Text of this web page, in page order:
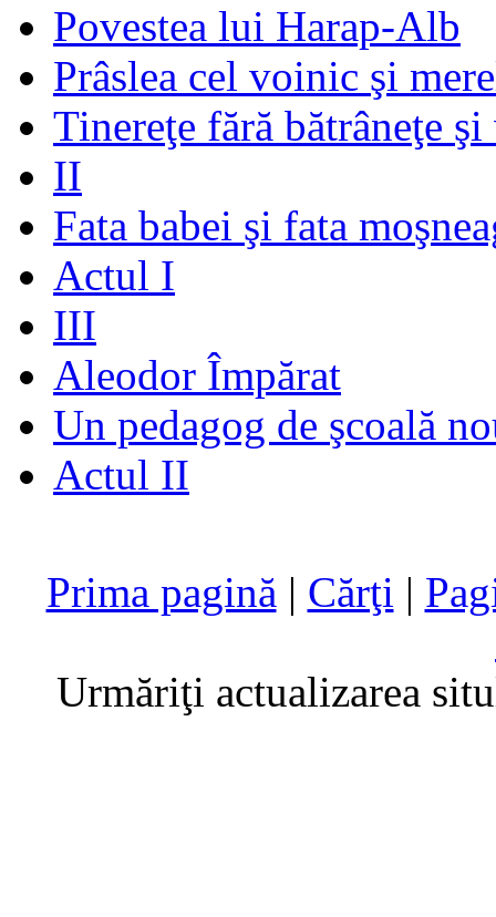
Povestea lui Harap-Alb
Prâslea cel voinic şi
Tinereţe fără bătrâneţe
II
Fata babei şi fata
Actul I
III
Aleodor Împărat
Un pedagog de şcoală
Actul II
Prima pagină | Cărţi |
Urmăriţi actualizarea